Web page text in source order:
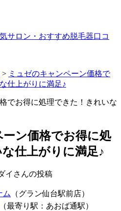
> ミュゼのキャンペーン価格で
仕上がりに満足♪
ン価格でお得に処
仕上がりに満足♪
イさんの投稿
ム
（グラン仙台駅前店）
（最寄り駅：あおば通駅）